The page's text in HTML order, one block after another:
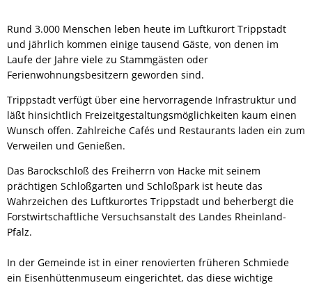
Rund 3.000 Menschen leben heute im Luftkurort Trippstadt
und jährlich kommen einige tausend Gäste, von denen im
Laufe der Jahre viele zu Stammgästen oder
Ferienwohnungsbesitzern geworden sind.
Trippstadt verfügt über eine hervorragende Infrastruktur und
läßt hinsichtlich Freizeitgestaltungsmöglichkeiten kaum einen
Wunsch offen. Zahlreiche Cafés und Restaurants laden ein zum
Verweilen und Genießen.
Das Barockschloß des Freiherrn von Hacke mit seinem
prächtigen Schloßgarten und Schloßpark ist heute das
Wahrzeichen des Luftkurortes Trippstadt und beherbergt die
Forstwirtschaftliche Versuchsanstalt des Landes Rheinland-
Pfalz.
In der Gemeinde ist in einer renovierten früheren Schmiede
ein Eisenhüttenmuseum eingerichtet, das diese wichtige